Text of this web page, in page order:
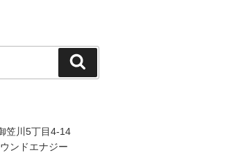
索
笠川5丁目4-14
ンドエナジー